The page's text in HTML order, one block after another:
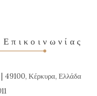
49100, Κέρκυρα, Ελλάδα